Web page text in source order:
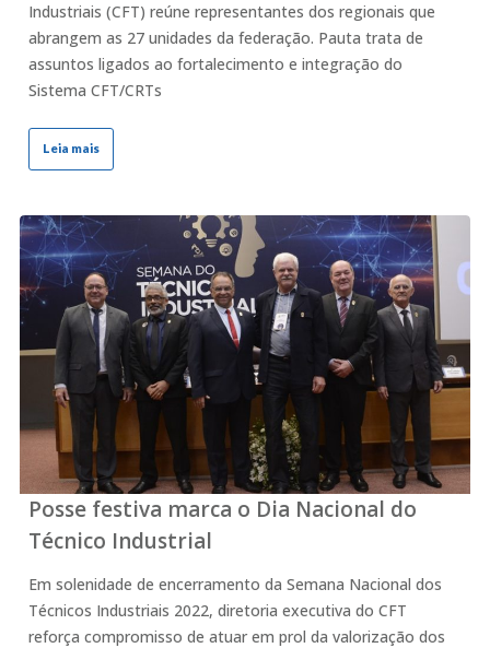
Industriais (CFT) reúne representantes dos regionais que
abrangem as 27 unidades da federação. Pauta trata de
assuntos ligados ao fortalecimento e integração do
Sistema CFT/CRTs
Leia mais
Posse festiva marca o Dia Nacional do
Técnico Industrial
Em solenidade de encerramento da Semana Nacional dos
Técnicos Industriais 2022, diretoria executiva do CFT
reforça compromisso de atuar em prol da valorização dos